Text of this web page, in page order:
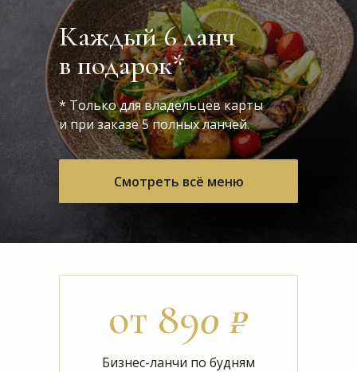
Смотреть всё меню
Каждый 6 ланч
в подарок*
* Только для владельцев карты
и при заказе 5 полных ланчей.
от 890 ₽
Бизнес-ланчи по будням